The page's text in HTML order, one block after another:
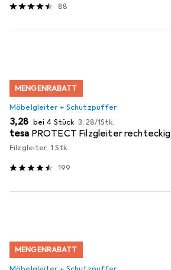
88
MENGENRABATT
Möbelgleiter + Schutzpuffer
EUR
3,28 bei 4 Stück EUR
3,28/1Stk.
tesa PROTECT Filzgleiter rechteckig
Filzgleiter, 1 Stk.
199
MENGENRABATT